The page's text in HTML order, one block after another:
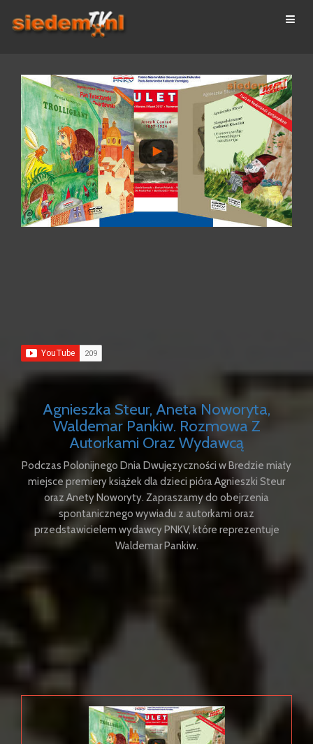
Agnieszka Steur, Aneta Noworyta,
Waldemar Pankiw. Rozmowa Z
Autorkami Oraz Wydawcą
Podczas Polonijnego Dnia Dwujęzyczności w Bredzie miały
miejsce premiery książek dla dzieci pióra Agnieszki Steur
oraz Anety Noworyty. Zapraszamy do obejrzenia
spontanicznego wywiadu z autorkami oraz
przedstawicielem wydawcy PNKV, które reprezentuje
Waldemar Pankiw.